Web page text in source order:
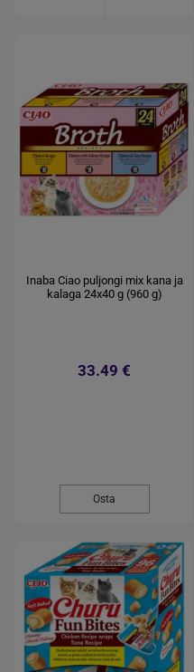
Inaba Ciao puljongi mix kana ja
kalaga 24x40 g (960 g)
33.49 €
Osta